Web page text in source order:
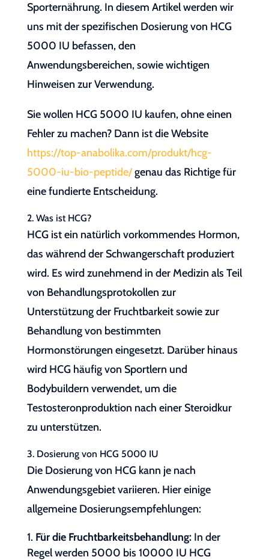
Sporternährung. In diesem Artikel werden wir
uns mit der spezifischen Dosierung von HCG
5000 IU befassen, den
Anwendungsbereichen, sowie wichtigen
Hinweisen zur Verwendung.
Sie wollen HCG 5000 IU kaufen, ohne einen
Fehler zu machen? Dann ist die Website
https://top-anabolika.com/produkt/hcg-
5000-iu-bio-peptide/genau das Richtige für
eine fundierte Entscheidung.
2. Was ist HCG?
HCG ist ein natürlich vorkommendes Hormon,
das während der Schwangerschaft produziert
wird. Es wird zunehmend in der Medizin als Teil
von Behandlungsprotokollen zur
Unterstützung der Fruchtbarkeit sowie zur
Behandlung von bestimmten
Hormonstörungen eingesetzt. Darüber hinaus
wird HCG häufig von Sportlern und
Bodybuildern verwendet, um die
Testosteronproduktion nach einer Steroidkur
zu unterstützen.
3. Dosierung von HCG 5000 IU
Die Dosierung von HCG kann je nach
Anwendungsgebiet variieren. Hier einige
allgemeine Dosierungsempfehlungen:
Für die Fruchtbarkeitsbehandlung:In der
Regel werden 5000 bis 10000 IU HCG